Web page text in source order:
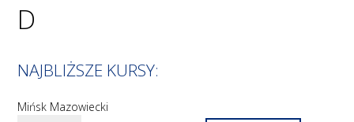
D
NAJBLIŻSZE KURSY:
Mińsk Mazowiecki